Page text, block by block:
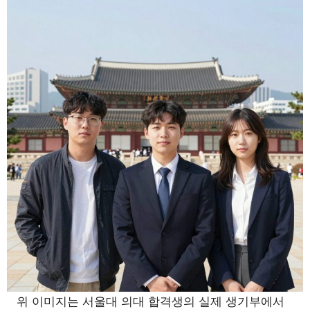
위 이미지는 서울대 의대 합격생의 실제 생기부에서